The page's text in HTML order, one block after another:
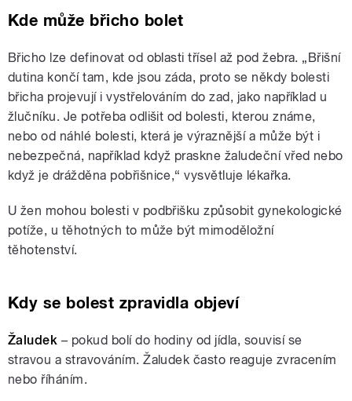
Kde může břicho bolet
Břicho lze definovat od oblasti třísel až pod žebra. „Břišní
dutina končí tam, kde jsou záda, proto se někdy bolesti
břicha projevují i vystřelováním do zad, jako například u
žlučníku. Je potřeba odlišit od bolesti, kterou známe,
nebo od náhlé bolesti, která je výraznější a může být i
nebezpečná, například když praskne žaludeční vřed nebo
když je drážděna pobřišnice,“ vysvětluje lékařka.
U žen mohou bolesti v podbřišku způsobit gynekologické
potíže, u těhotných to může být mimoděložní
těhotenství.
Kdy se bolest zpravidla objeví
Žaludek – pokud bolí do hodiny od jídla, souvisí se
stravou a stravováním. Žaludek často reaguje zvracením
nebo říháním.